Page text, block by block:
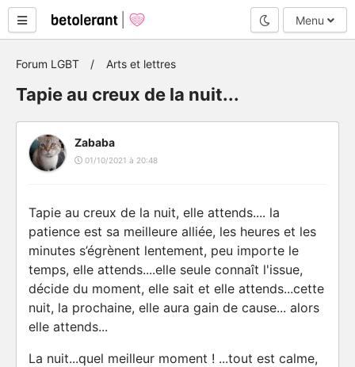
Mode nuit
Menu
Forum LGBT Arts et lettres
Tapie au creux de la nuit...
Zababa
01/10/2021 à 20:48
Tapie au creux de la nuit, elle attends.... la
patience est sa meilleure alliée, les heures et les
minutes s’égrènent lentement, peu importe le
temps, elle attends....elle seule connaît l'issue,
décide du moment, elle sait et elle attends...cette
nuit, la prochaine, elle aura gain de cause... alors
elle attends...
La nuit...quel meilleur moment ! ...tout est calme,